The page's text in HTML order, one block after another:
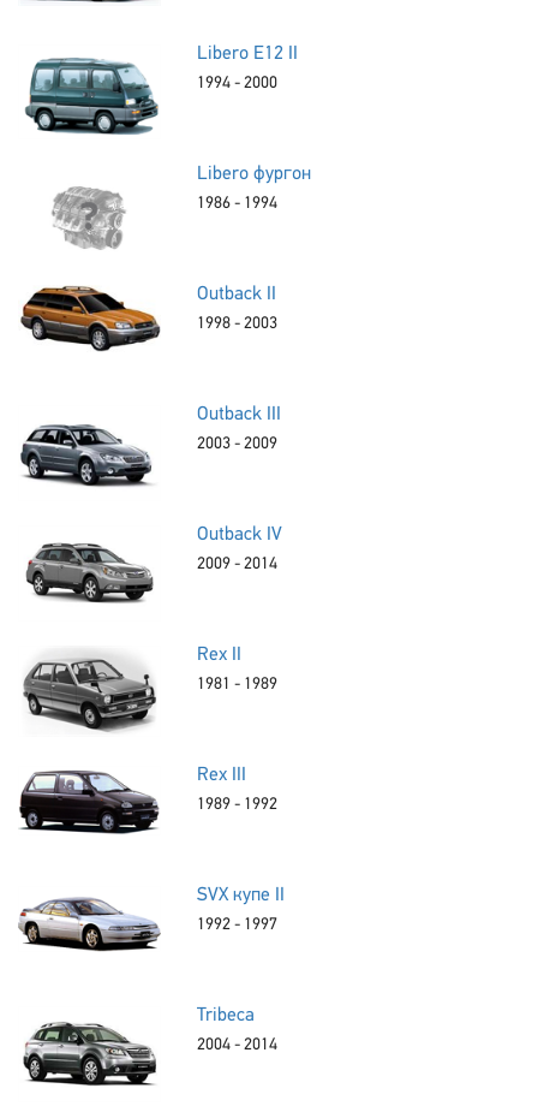
Libero E12 II
1994 - 2000
Libero фургон
1986 - 1994
Outback II
1998 - 2003
Outback III
2003 - 2009
Outback IV
2009 - 2014
Rex II
1981 - 1989
Rex III
1989 - 1992
SVX купе II
1992 - 1997
Tribeca
2004 - 2014